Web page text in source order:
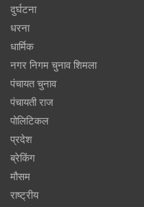
दुर्घटना
धरना
धार्मिक
नगर निगम चुनाव शिमला
पंचायत चुनाव
पंचायती राज
पोलिटिकल
प्रदेश
ब्रेकिंग
मौसम
राष्ट्रीय